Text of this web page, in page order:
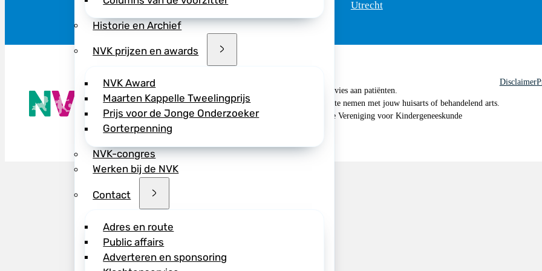
Historie en Archief
NVK prijzen en awards
NVK Award
Maarten Kappelle Tweelingprijs
Prijs voor de Jonge Onderzoeker
Gorterpenning
NVK-congres
Werken bij de NVK
Contact
Adres en route
Public affairs
Adverteren en sponsoring
Utrecht
De NVK geeft geen medisch advies aan patiënten.
Wij adviseren je om contact op te nemen met jouw huisarts of behandelend arts.
Copyright © 2026, Nederlandse Vereniging voor Kindergeneeskunde
Disclaimer